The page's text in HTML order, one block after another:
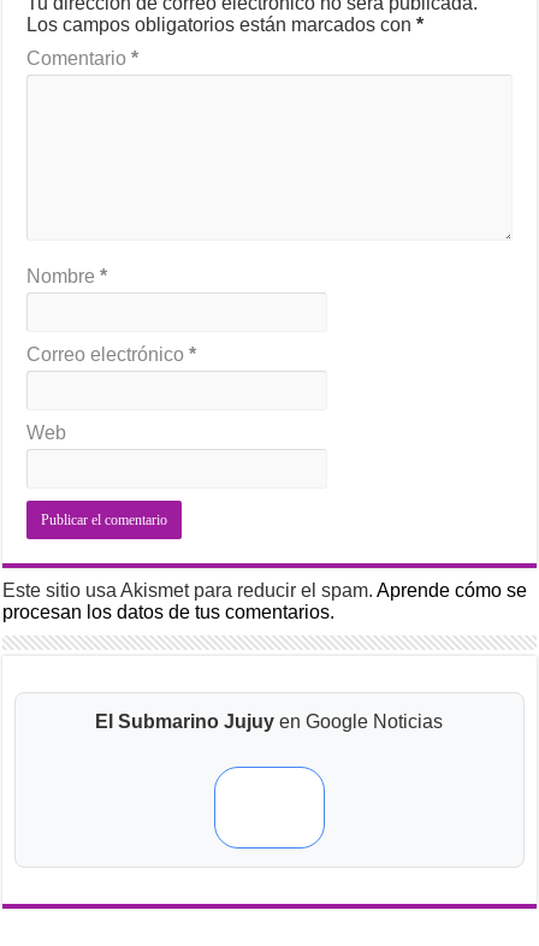
Los campos obligatorios están marcados con*
Comentario*
Nombre*
Correo electrónico*
Web
Este sitio usa Akismet para reducir el spam.Aprende cómo se
procesan los datos de tus comentarios.
El Submarino Jujuy en Google Noticias